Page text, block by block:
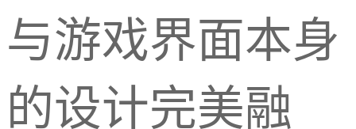
与游戏界面本身
的设计完美融